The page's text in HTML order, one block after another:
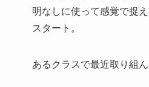
明なしに使って感覚で捉
スタート。
あるクラスで最近取り組ん